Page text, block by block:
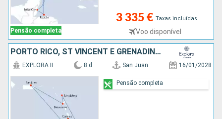
Pensão completa
3 335 € Taxas incluídas
Voo disponível
PORTO RICO, ST VINCENT E GRENADINES, SANTA LÚCIA, BARBADOS, ANTÍGUA E BARBUDA, GUADALUPE
EXPLORA II 8 d San Juan 16/01/2028
Pensão completa